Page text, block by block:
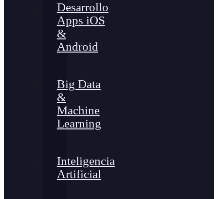
Desarrollo
Apps iOS
&
Android
Big Data
&
Machine
Learning
Inteligencia
Artificial